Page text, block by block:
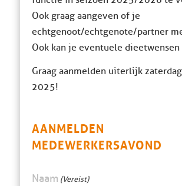
Ook graag aangeven of je
echtgenoot/echtgenote/partner
Ook kan je eventuele dieetwensen
Graag aanmelden uiterlijk
2025!
AANMELDEN
MEDEWERKERSAVOND
Naam (Vereist)